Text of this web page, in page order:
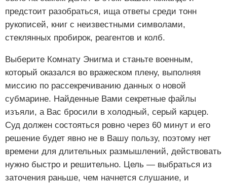
предстоит разобраться, ища ответы среди тонн
рукописей, книг с неизвестными символами,
стеклянных пробирок, реагентов и колб.
Выберите Комнату Энигма и станьте военным,
который оказался во вражеском плену, выполняя
миссию по рассекречиванию данных о новой
субмарине. Найденные Вами секретные файлы
изъяли, а Вас бросили в холодный, серый карцер.
Суд должен состояться ровно через 60 минут и его
решение будет явно не в Вашу пользу, поэтому нет
времени для длительных размышлений, действовать
нужно быстро и решительно. Цель — выбраться из
заточения раньше, чем начнется слушание, и